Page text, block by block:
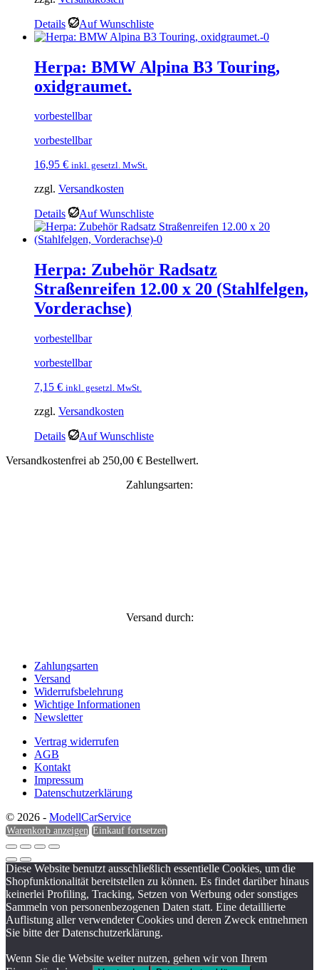
Details Auf Wunschliste
Herpa: BMW Alpina B3 Touring,
oxidgraumet.
vorbestellbar
vorbestellbar
16,95 € inkl. gesetzl. MwSt.
zzgl. Versandkosten
Details Auf Wunschliste
Herpa: Zubehör Radsatz
Straßenreifen 12.00 x 20 (Stahlfelgen,
Vorderachse)
vorbestellbar
vorbestellbar
7,15 € inkl. gesetzl. MwSt.
zzgl. Versandkosten
Details
Auf Wunschliste
Versandkostenfrei ab 250,00 € Bestellwert.
Zahlungsarten:
Versand durch:
Zahlungsarten
Versand
Widerrufsbelehrung
Wichtige Informationen
Newsletter
Vertrag widerrufen
AGB
Kontakt
Impressum
Datenschutzerklärung
© 2026 - ModellCarService
Warenkorb anzeigen Einkauf fortsetzen
Diese Website benutzt ausschließlich essentielle Cookies, um die
Shopfunktionalität bereitstellen zu können. Es findet darüber hinaus
keinerlei Profiling, Tracking, Setzen von Werbung oder sonstiges
Sammeln von personenbezogenen Daten statt. Eine detaillierte
Auflistung aller verwendeter Cookies und deren Zweck entnehmen
Sie bitte der Datenschutzerklärung.
Wenn Sie die Website weiter nutzen, gehen wir von Ihrem